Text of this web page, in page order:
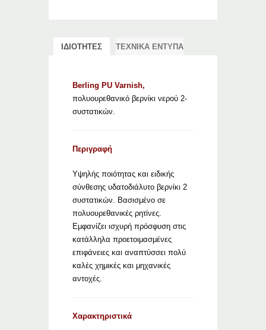
ΙΔΙΟΤΗΤΕΣ ΤΕΧΝΙΚΑ ΕΝΤΥΠΑ
Berling PU Varnish,
πολυουρεθανικό βερνίκι νερού 2-
συστατικών.
Περιγραφή
Υψηλής ποιότητας και ειδικής
σύνθεσης υδατοδιάλυτο βερνίκι 2
συστατικών. Βασισμένο σε
πολυουρεθανικές ρητίνες.
Εμφανίζει ισχυρή πρόσφυση στις
κατάλληλα προετοιμασμένες
επιφάνειες και αναπτύσσει πολύ
καλές χημικές και μηχανικές
αντοχές.
Χαρακτηριστικά